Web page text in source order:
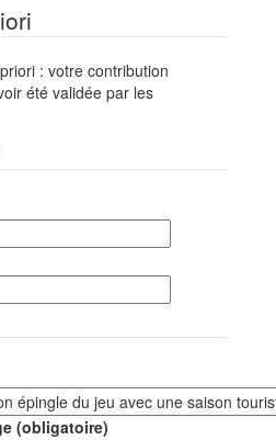
: votre contribution
été validée par les
(obligatoire)